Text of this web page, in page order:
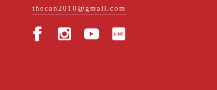
thecan2010@gmail.com